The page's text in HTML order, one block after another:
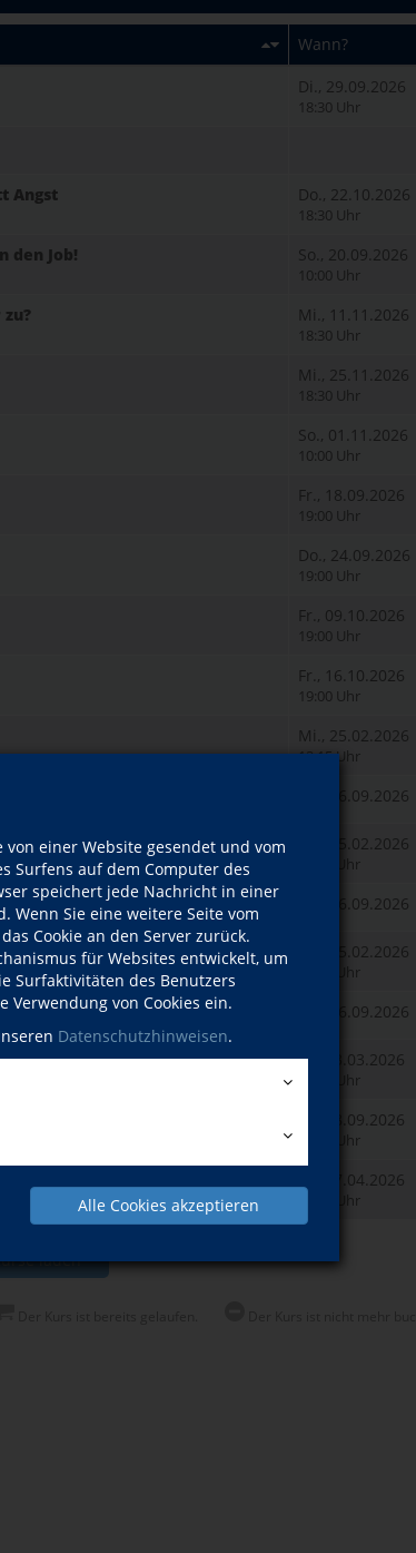
einer Website gesendet und vom
Surfens auf dem Computer des
speichert jede Nachricht in einer
Wenn Sie eine weitere Seite vom
Cookie an den Server zurück.
für Websites entwickelt, um
Surfaktivitäten des Benutzers
von Cookies ein.
Datenschutzhinweisen.
Alle Cookies akzeptieren
Wann?
Di., 29.09.2026
18:30 Uhr
Angst Do., 22.10.2026
18:30 Uhr
den Job! So., 20.09.2026
10:00 Uhr
Mi., 11.11.2026
18:30 Uhr
Mi., 25.11.2026
18:30 Uhr
So., 01.11.2026
10:00 Uhr
Fr., 18.09.2026
19:00 Uhr
Do., 24.09.2026
19:00 Uhr
Fr., 09.10.2026
19:00 Uhr
Fr., 16.10.2026
19:00 Uhr
Mi., 25.02.2026
12:15 Uhr
Mi., 16.09.2026
Mi., 25.02.2026
16:00 Uhr
Mi., 16.09.2026
Mi., 25.02.2026
17:00 Uhr
Mi., 16.09.2026
Fr., 13.03.2026
14:00 Uhr
Fr., 18.09.2026
14:00 Uhr
Fr., 17.04.2026
14:00 Uhr
laden